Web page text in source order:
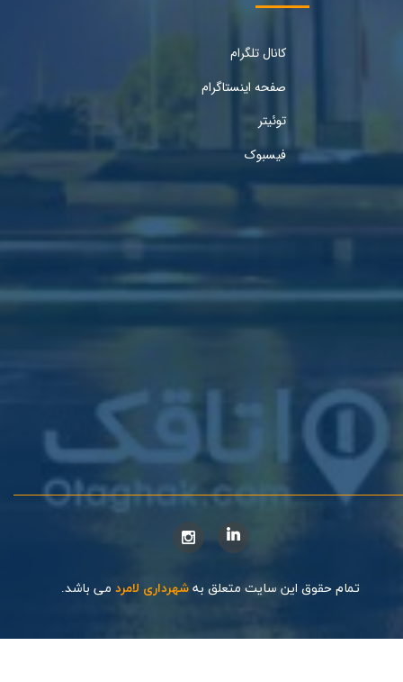
کانال تلگرام
صفحه اینستاگرام
توئیتر
فیسبوک
تمام حقوق این سایت متعلق به شهرداری لامرد می باشد.